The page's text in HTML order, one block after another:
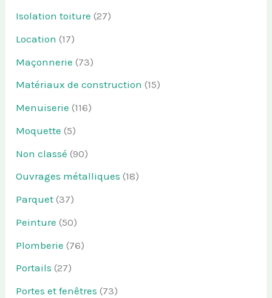
Isolation toiture (27)
Location (17)
Maçonnerie (73)
Matériaux de construction (15)
Menuiserie (116)
Moquette (5)
Non classé (90)
Ouvrages métalliques (18)
Parquet (37)
Peinture (50)
Plomberie (76)
Portails (27)
Portes et fenêtres (73)